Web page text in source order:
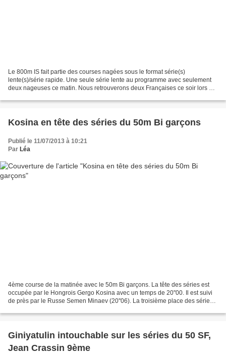
Le 800m IS fait partie des courses nagées sous le format série(s)
lente(s)/série rapide. Une seule série lente au programme avec seulement
deux nageuses ce matin. Nous retrouverons deux Françaises ce soir lors de
Kosina en tête des séries du 50m Bi garçons
Publié le 11/07/2013 à 10:21
Par Léa
4ème course de la matinée avec le 50m Bi garçons. La tête des séries est
occupée par le Hongrois Gergo Kosina avec un temps de 20''00. Il est suivi
de près par le Russe Semen Minaev (20''06). La troisième place des séries
Giniyatulin intouchable sur les séries du 50 SF,
Jean Crassin 9ème